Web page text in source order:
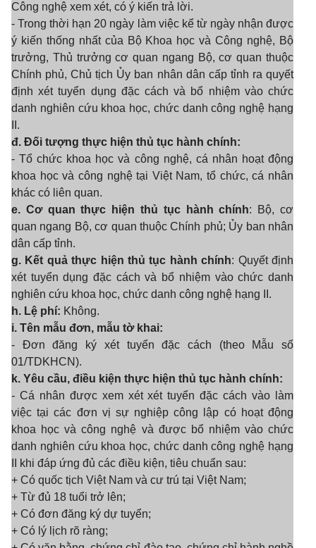
Công nghệ xem xét, có ý kiến trả lời.
- Trong thời hạn 20 ngày làm việc kể từ ngày nhận được
ý kiến thống nhất của Bộ Khoa học và Công nghệ, Bộ
trưởng, Thủ trưởng cơ quan ngang Bộ, cơ quan thuộc
Chính phủ, Chủ tịch Ủy ban nhân dân cấp tỉnh ra quyết
định xét tuyển dụng đặc cách và bổ nhiệm vào chức
danh nghiên cứu khoa học, chức danh công nghệ hạng
II.
đ. Đối tượng thực hiện thủ tục hành chính:
- Tổ chức khoa học và công nghệ, cá nhân hoạt động
khoa học và công nghệ tại Việt Nam, tổ chức, cá nhân
khác có liên quan.
e. Cơ quan thực hiện thủ tục hành chính: Bộ, cơ
quan ngang Bộ, cơ quan thuộc Chính phủ; Ủy ban nhân
dân cấp tỉnh.
g. Kết quả thực hiện thủ tục hành chính: Quyết định
xét tuyển dụng đặc cách và bổ nhiệm vào chức danh
nghiên cứu khoa học, chức danh công nghệ hạng II.
h. Lệ phí: Không.
i. Tên mẫu đơn, mẫu tờ khai:
- Đơn đăng ký xét tuyển đặc cách (theo Mẫu số
01/TDKHCN).
k. Yêu cầu, điều kiện thực hiện thủ tục hành chính:
- Cá nhân được xem xét xét tuyển đặc cách vào làm
việc tại các đơn vị sự nghiệp công lập có hoạt động
khoa học và công nghệ và được bổ nhiệm vào chức
danh nghiên cứu khoa học, chức danh công nghệ hạng
II khi đáp ứng đủ các điều kiện, tiêu chuẩn sau:
+ Có quốc tịch Việt Nam và cư trú tại Việt Nam;
+ Từ đủ 18 tuổi trở lên;
+ Có đơn đăng ký dự tuyển;
+ Có lý lịch rõ ràng;